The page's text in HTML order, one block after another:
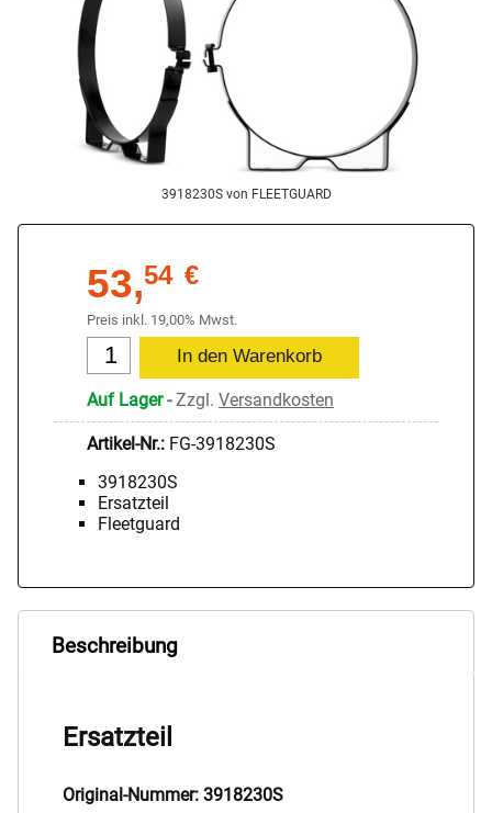
3918230S von FLEETGUARD
53,54 €
Preis inkl. 19,00% Mwst.
Auf Lager-Zzgl. Versandkosten
Artikel-Nr.: FG-3918230S
3918230S
Ersatzteil
Fleetguard
Beschreibung
Ersatzteil
Original-Nummer: 3918230S